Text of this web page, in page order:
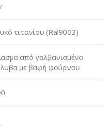
τιτανίου (Ral9003)
από γαλβανισμένο
με βαφή φούρνου